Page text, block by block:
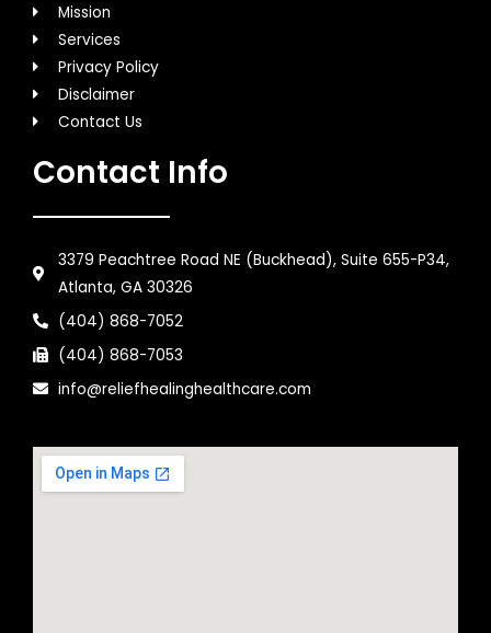
Mission
Services
Privacy Policy
Disclaimer
Contact Us
Contact Info
3379 Peachtree Road NE (Buckhead), Suite 655-P34,
Atlanta, GA 30326
(404) 868-7052
(404) 868-7053
info@reliefhealinghealthcare.com